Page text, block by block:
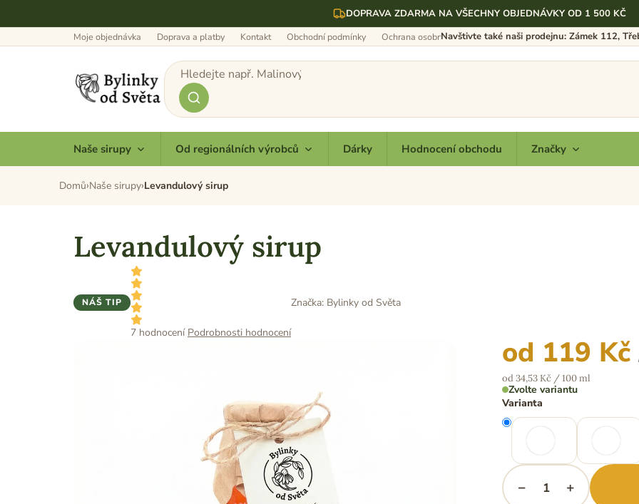
DOPRAVA ZDARMA NA VŠECHNY OBJEDNÁVKY OD 1 500 KČ
Navštivte také naši prodejnu: Zámek 112,
Moje objednávka Doprava a platby Kontakt Obchodní podmínky Ochrana osobních údajů
Naše sirupy Od regionálních výrobců Dárky Hodnocení obchodu Značky
Domů Naše sirupy Levandulový sirup
Levandulový sirup
NÁŠ TIP
Průměrné
7 hodnocení Podrobnosti hodnocení
Značka: Bylinky od Světa
od 119 Kč
Měrná
cena:
od 34,53 Kč / 100 ml
Zvolte variantu
Varianta
+
−